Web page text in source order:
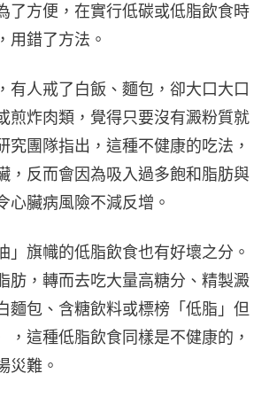
了方便，在實行低碳或低脂飲食時
用錯了方法。
有人戒了白飯、麵包，卻大口大口
煎炸肉類，覺得只要沒有澱粉質就
究團隊指出，這種不健康的吃法，
，反而會因為吸入過多飽和脂肪與
心臟病風險不減反增。
」旗幟的低脂飲食也有好壞之分。
肪，轉而去吃大量高糖分、精製澱
麵包、含糖飲料或標榜「低脂」但
，這種低脂飲食同樣是不健康的，
災難。